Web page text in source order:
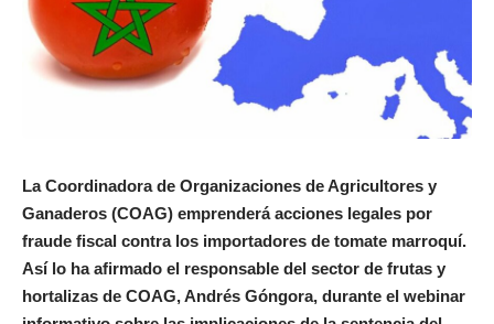
La Coordinadora de Organizaciones de Agricultores y
Ganaderos (COAG) emprenderá acciones legales por
fraude fiscal contra los importadores de tomate marroquí.
Así lo ha afirmado el responsable del sector de frutas y
hortalizas de COAG, Andrés Góngora, durante el webinar